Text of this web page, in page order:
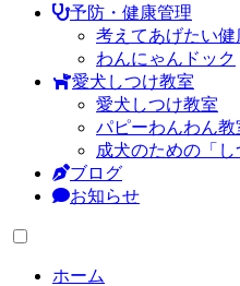
予防・健康管理
考えてあげたい
わんにゃんドック
愛犬しつけ教室
愛犬しつけ教室
パピーわんわん教
成犬のための「し
ブログ
お知らせ
ホーム